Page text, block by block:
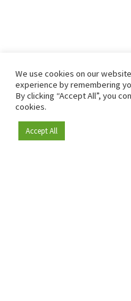
We use cookies on our
experience by remembering
By clicking “Accept All”, you
cookies.
Accept All